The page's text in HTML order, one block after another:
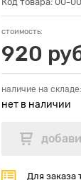
стоимость:
920
наличие на складе:
нет в наличии
Для заказа